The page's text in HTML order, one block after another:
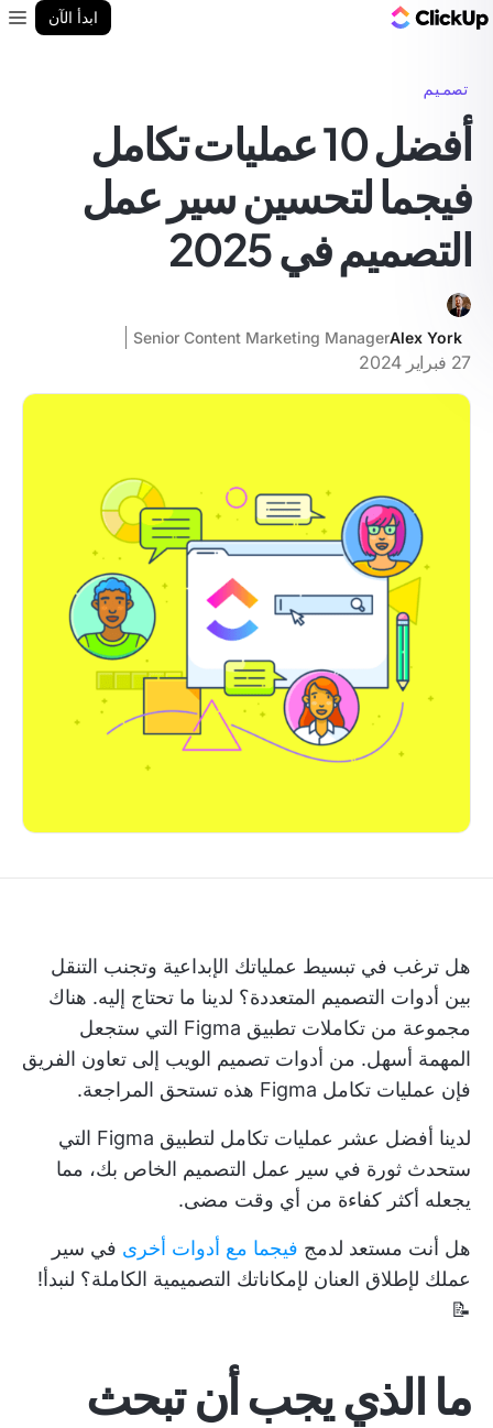
ابدأ الآن
تصميم
أفضل 10 عمليات تكامل
فيجما لتحسين سير عمل
التصميم في 2025
Alex York
Senior Content Marketing Manager
27 فبراير 2024
هل ترغب في تبسيط عملياتك الإبداعية وتجنب التنقل
بين أدوات التصميم المتعددة؟ لدينا ما تحتاج إليه. هناك
مجموعة من تكاملات تطبيق Figma التي ستجعل
المهمة أسهل. من أدوات تصميم الويب إلى تعاون الفريق
فإن عمليات تكامل Figma هذه تستحق المراجعة.
لدينا أفضل عشر عمليات تكامل لتطبيق Figma التي
ستحدث ثورة في سير عمل التصميم الخاص بك، مما
يجعله أكثر كفاءة من أي وقت مضى.
هل أنت مستعد لدمج فيجما مع أدوات أخرى في سير
عملك لإطلاق العنان لإمكاناتك التصميمية الكاملة؟ لنبدأ!
📝
ما الذي يجب أن تبحث